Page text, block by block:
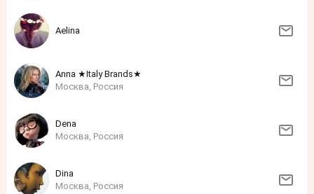
Aelina
Anna ★Italy Brands★
Москва, Россия
Dena
Москва, Россия
Dina
Москва, Россия